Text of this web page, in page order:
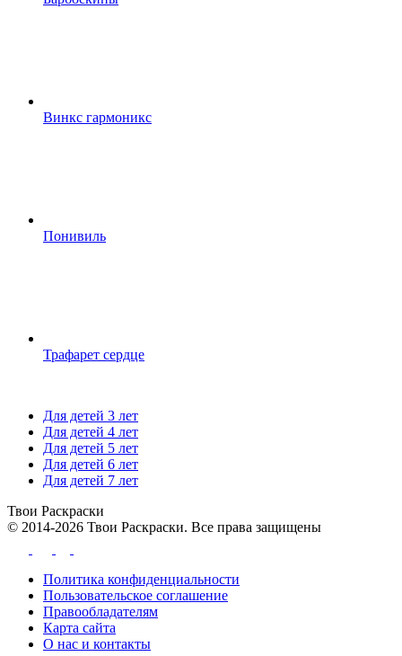
Винкс гармоникс
Понивиль
Трафарет сердце
Для детей 3 лет
Для детей 4 лет
Для детей 5 лет
Для детей 6 лет
Для детей 7 лет
Твои Раскраски
© 2014-2026 Твои Раскраски. Все права защищены
Политика конфиденциальности
Пользовательское соглашение
Правообладателям
Карта сайта
О нас и контакты